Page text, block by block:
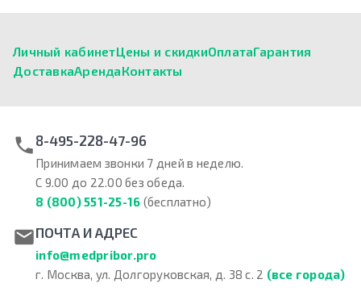
Личный кабинетЦены и скидкиОплатаГарантия
ДоставкаАрендаКонтакты
8-495-228-47-96
Принимаем звонки 7 дней в неделю.
С 9.00 до 22.00 без обеда.
8 (800) 551-25-16 (бесплатно)
ПОЧТА И АДРЕС
info@medpribor.pro
г. Москва, ул. Долгоруковская, д. 38 с. 2 (все города)